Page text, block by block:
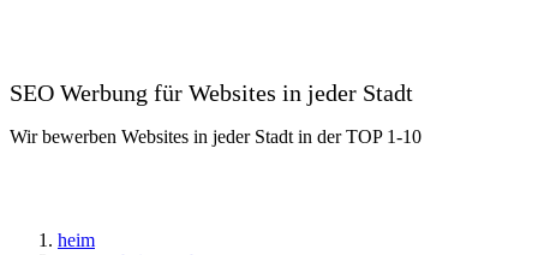
SEO Werbung für Websites in jeder Stadt
Wir bewerben Websites in jeder Stadt in der TOP 1-10
heim